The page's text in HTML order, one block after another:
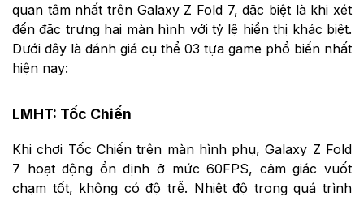
quan tâm nhất trên Galaxy Z Fold 7, đặc biệt là khi xét
đến đặc trưng hai màn hình với tỷ lệ hiển thị khác biệt.
Dưới đây là đánh giá cụ thể 03 tựa game phổ biến nhất
hiện nay:
LMHT: Tốc Chiến
Khi chơi Tốc Chiến trên màn hình phụ, Galaxy Z Fold
7 hoạt động ổn định ở mức 60FPS, cảm giác vuốt
chạm tốt, không có độ trễ. Nhiệt độ trong quá trình